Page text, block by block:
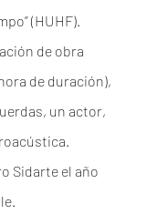
(HUHF).
de obra
de duración),
un actor,
Sidarte el año